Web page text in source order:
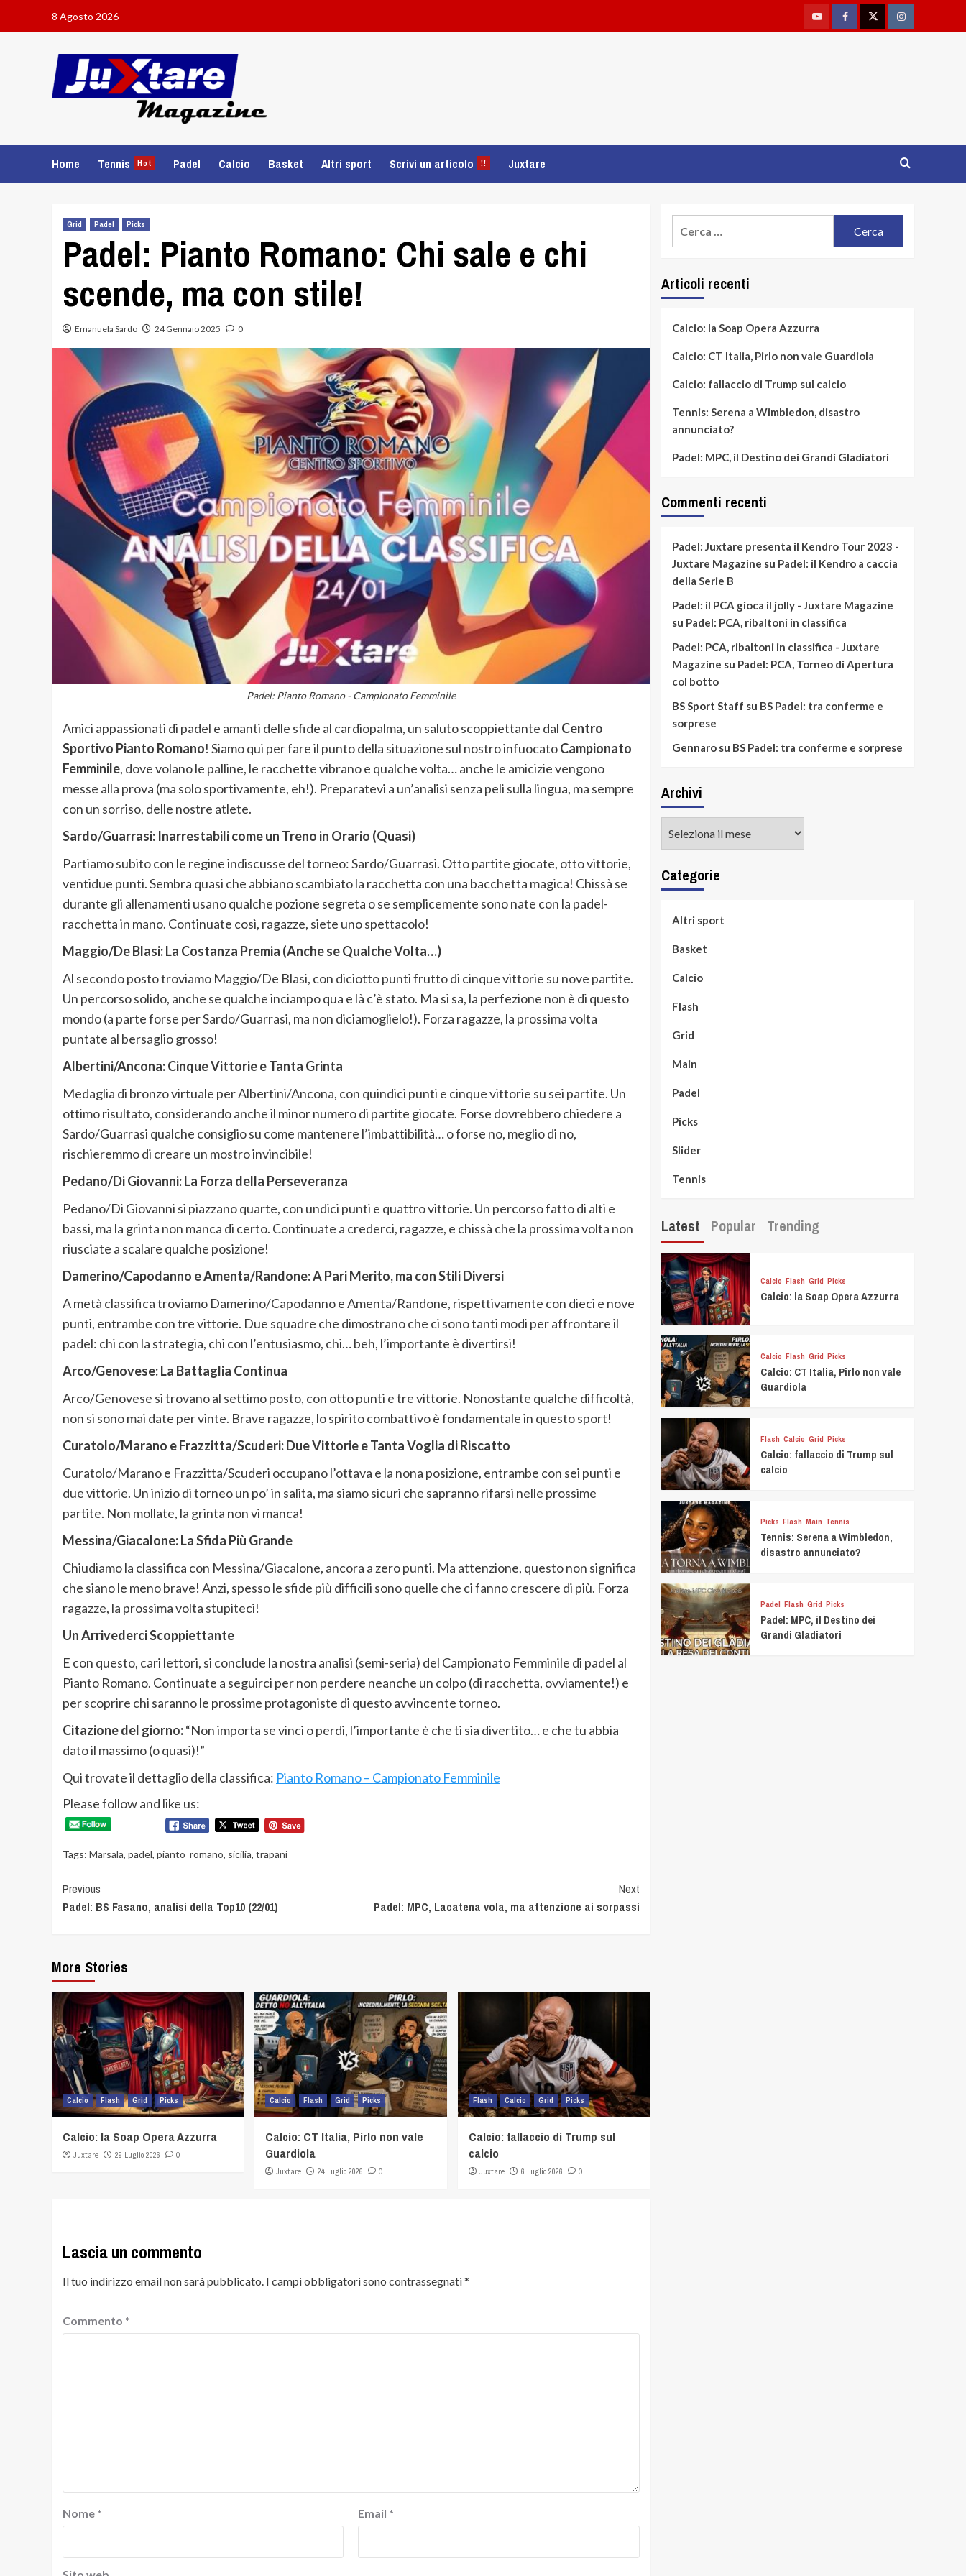
8 Agosto 2026
YoutubeFacebookTwitterInstagram
Home Tennis Hot Padel Calcio Basket Altri sport Scrivi un articolo !! Juxtare
Grid Padel Picks
Padel: Pianto Romano: Chi sale e chi
scende, ma con stile!
Emanuela Sardo 24 Gennaio 2025 0
Padel: Pianto Romano - Campionato Femminile
Amici appassionati di padel e amanti delle sfide al cardiopalma, un saluto scoppiettante dal Centro
Sportivo Pianto Romano! Siamo qui per fare il punto della situazione sul nostro infuocatoCampionato
Femminile, dove volano le palline, le racchette vibrano e qualche volta… anche le amicizie vengono
messe alla prova (ma solo sportivamente, eh!). Preparatevi a un’analisi senza peli sulla lingua, ma sempre
con un sorriso, delle nostre atlete.
Sardo/Guarrasi: Inarrestabili come un Treno in Orario (Quasi)
Partiamo subito con le regine indiscusse del torneo: Sardo/Guarrasi. Otto partite giocate, otto vittorie,
ventidue punti. Sembra quasi che abbiano scambiato la racchetta con una bacchetta magica! Chissà se
durante gli allenamenti usano qualche pozione segreta o se semplicemente sono nate con la padel-
racchetta in mano. Continuate così, ragazze, siete uno spettacolo!
Maggio/De Blasi: La Costanza Premia (Anche se Qualche Volta…)
Al secondo posto troviamo Maggio/De Blasi, con diciotto punti frutto di cinque vittorie su nove partite.
Un percorso solido, anche se qualche inciampo qua e là c’è stato. Ma si sa, la perfezione non è di questo
mondo (a parte forse per Sardo/Guarrasi, ma non diciamoglielo!). Forza ragazze, la prossima volta
puntate al bersaglio grosso!
Albertini/Ancona: Cinque Vittorie e Tanta Grinta
Medaglia di bronzo virtuale per Albertini/Ancona, con quindici punti e cinque vittorie su sei partite. Un
ottimo risultato, considerando anche il minor numero di partite giocate. Forse dovrebbero chiedere a
Sardo/Guarrasi qualche consiglio su come mantenere l’imbattibilità… o forse no, meglio di no,
rischieremmo di creare un mostro invincibile!
Pedano/Di Giovanni: La Forza della Perseveranza
Pedano/Di Giovanni si piazzano quarte, con undici punti e quattro vittorie. Un percorso fatto di alti e
bassi, ma la grinta non manca di certo. Continuate a crederci, ragazze, e chissà che la prossima volta non
riusciate a scalare qualche posizione!
Damerino/Capodanno e Amenta/Randone: A Pari Merito, ma con Stili Diversi
A metà classifica troviamo Damerino/Capodanno e Amenta/Randone, rispettivamente con dieci e nove
punti, entrambe con tre vittorie. Due squadre che dimostrano che ci sono tanti modi per affrontare il
padel: chi con la strategia, chi con l’entusiasmo, chi… beh, l’importante è divertirsi!
Arco/Genovese: La Battaglia Continua
Arco/Genovese si trovano al settimo posto, con otto punti e tre vittorie. Nonostante qualche difficoltà,
non si sono mai date per vinte. Brave ragazze, lo spirito combattivo è fondamentale in questo sport!
Curatolo/Marano e Frazzitta/Scuderi: Due Vittorie e Tanta Voglia di Riscatto
Curatolo/Marano e Frazzitta/Scuderi occupano l’ottava e la nona posizione, entrambe con sei punti e
due vittorie. Un inizio di torneo un po’ in salita, ma siamo sicuri che sapranno rifarsi nelle prossime
partite. Non mollate, la grinta non vi manca!
Messina/Giacalone: La Sfida Più Grande
Chiudiamo la classifica con Messina/Giacalone, ancora a zero punti. Ma attenzione, questo non significa
che siano le meno brave! Anzi, spesso le sfide più difficili sono quelle che ci fanno crescere di più. Forza
ragazze, la prossima volta stupiteci!
Un Arrivederci Scoppiettante
E con questo, cari lettori, si conclude la nostra analisi (semi-seria) del Campionato Femminile di padel al
Pianto Romano. Continuate a seguirci per non perdere neanche un colpo (di racchetta, ovviamente!) e
per scoprire chi saranno le prossime protagoniste di questo avvincente torneo.
Citazione del giorno:“Non importa se vinci o perdi, l’importante è che ti sia divertito… e che tu abbia
dato il massimo (o quasi)!”
Qui trovate il dettaglio della classifica: Pianto Romano – Campionato Femminile
Please follow and like us:
Tags: Marsala, padel, pianto_romano, sicilia, trapani
Continue
Reading
Previous
Padel: BS Fasano, analisi della Top10 (22/01)
Next
Padel: MPC, Lacatena vola, ma attenzione ai sorpassi
More Stories
Calcio Flash Grid Picks
Calcio: la Soap Opera Azzurra
Juxtare 29 Luglio 2026 0
Calcio Flash Grid Picks
Calcio: CT Italia, Pirlo non vale
Guardiola
Juxtare 24 Luglio 2026 0
Flash Calcio Grid Picks
Calcio: fallaccio di Trump sul
calcio
Juxtare 6 Luglio 2026 0
Lascia un commento
Il tuo indirizzo email non sarà pubblicato. I campi obbligatori sono contrassegnati*
Commento *
Nome * Email *
Articoli recenti
Calcio: la Soap Opera Azzurra
Calcio: CT Italia, Pirlo non vale Guardiola
Calcio: fallaccio di Trump sul calcio
Tennis: Serena a Wimbledon, disastro
annunciato?
Padel: MPC, il Destino dei Grandi Gladiatori
Commenti recenti
Padel: Juxtare presenta il Kendro Tour 2023 -
Juxtare Magazine su Padel: il Kendro a caccia
della Serie B
Padel: il PCA gioca il jolly - Juxtare Magazine
su Padel: PCA, ribaltoni in classifica
Padel: PCA, ribaltoni in classifica - Juxtare
Magazine su Padel: PCA, Torneo di Apertura
col botto
BS Sport Staff su BS Padel: tra conferme e
sorprese
Gennarosu BS Padel: tra conferme e sorprese
Archivi
Categorie
Altri sport
Basket
Calcio
Flash
Grid
Main
Padel
Picks
Slider
Tennis
Latest Popular Trending
Calcio Flash Grid Picks
Calcio: la Soap Opera Azzurra
Calcio Flash Grid Picks
Calcio: CT Italia, Pirlo non vale
Guardiola
Flash Calcio Grid Picks
Calcio: fallaccio di Trump sul
calcio
Picks Flash Main Tennis
Tennis: Serena a Wimbledon,
disastro annunciato?
Padel Flash Grid Picks
Padel: MPC, il Destino dei
Grandi Gladiatori